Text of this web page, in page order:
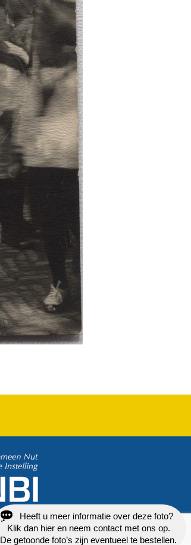
Heeft u meer informatie over deze foto?
Klik dan hier en neem contact met ons op.
De getoonde foto’s zijn eventueel te bestellen.